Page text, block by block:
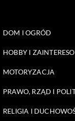
DOM I OGRÓD
HOBBY I
MOTORYZACJA
PRAWO, RZĄD I
RELIGIA I